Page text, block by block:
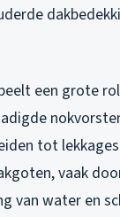
een grote
tot
vaak
van water en